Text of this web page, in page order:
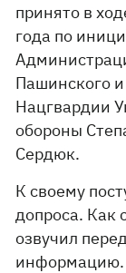
принято в
года по
Пашинского
Нацгвардии
обороны
Сердюк.
К своему
допроса. Как
озвучил
информацию.